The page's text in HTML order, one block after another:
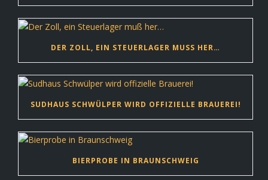
DER ZOLL, EIN STEUERLAGER MUSS HER…
SUDHAUS SCHWÜLPER WIRD OFFIZIELLE BRAUEREI!
BIERPROBE IN BRAUNSCHWEIG